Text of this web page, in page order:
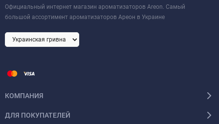
Официальный интернет магазин ароматизаторов Areon. Самый
большой ассортимент ароматизаторов Ареон в Украине
КОМПАНИЯ
ДЛЯ ПОКУПАТЕЛЕЙ